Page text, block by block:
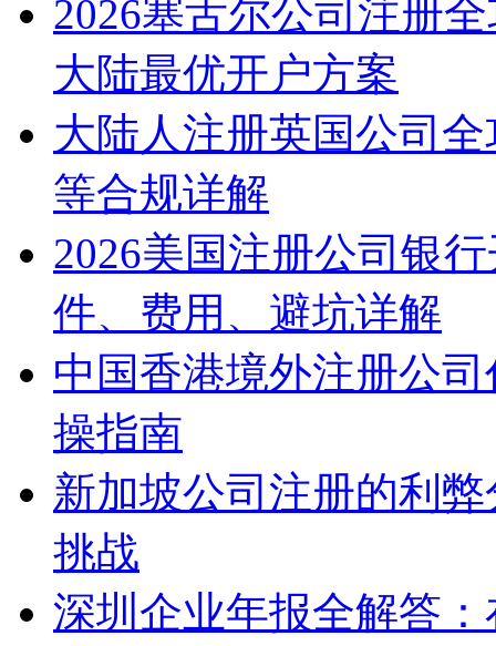
2026塞舌尔公司注册
大陆最优开户方案
大陆人注册英国公司
等合规详解
2026美国注册公司银
件、费用、避坑详解
中国香港境外注册公
操指南
新加坡公司注册的利
挑战
深圳企业年报全解答